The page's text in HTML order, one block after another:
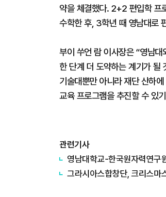
약을 체결했다. 2+2 편입학 프
수학한 후, 3학년 때 영남대로
부이 쑤언 람 이사장은 “영남
한 단계 더 도약하는 계기가
기술대뿐만 아니라 재단 산하
교육 프로그램을 추진할 수 있
관련기사
영남대학교-한국원자력연구
그라시아스합창단, 크리스마